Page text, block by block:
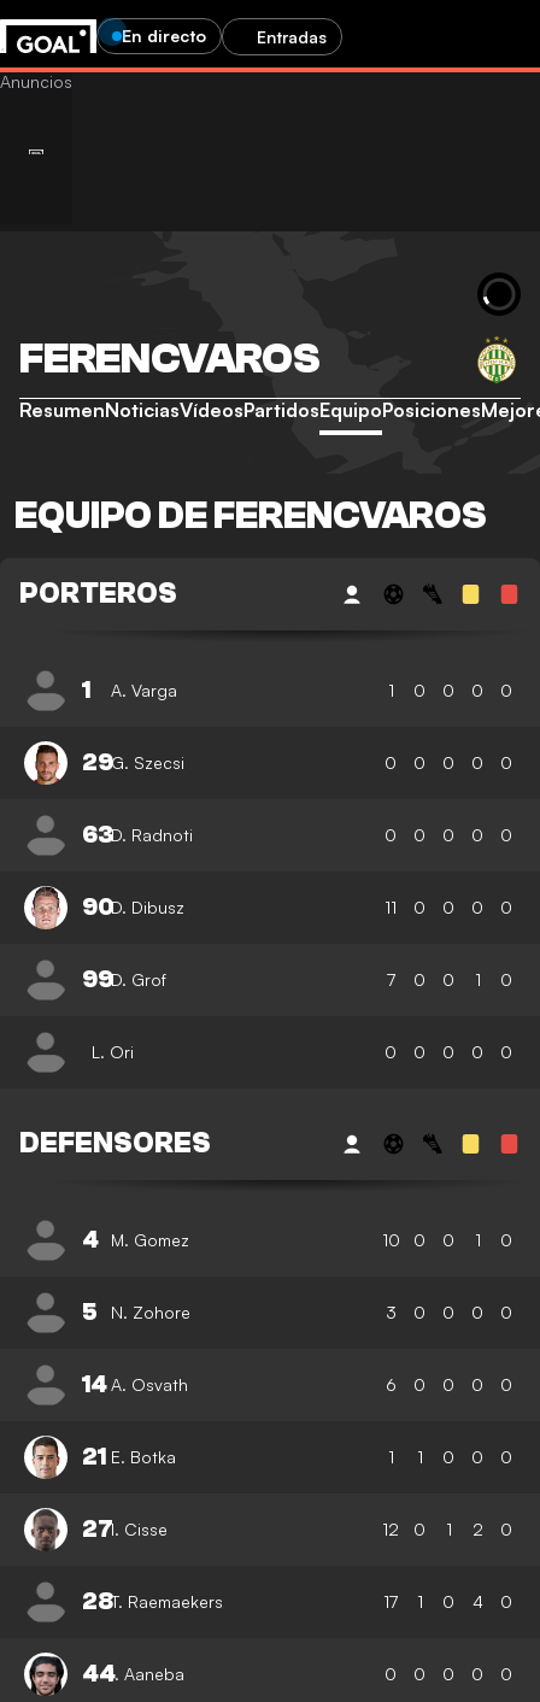
En directo Entradas
FERENCVAROS
ResumenNoticiasVídeosPartidosEquipoPosiciones
EQUIPO DE FERENCVAROS
PORTEROS
1 A. Varga 1 0 0 0 0
29G. Szecsi 0 0 0 0 0
63D. Radnoti 0 0 0 0 0
90D. Dibusz 11 0 0 0 0
99D. Grof 7 0 0 1 0
L. Ori 0 0 0 0 0
DEFENSORES
4 M. Gomez 10 0 0 1 0
5 N. Zohore 3 0 0 0 0
14A. Osvath 6 0 0 0 0
21 E. Botka 1 1 0 0 0
27I. Cisse 12 0 1 2 0
28T. Raemaekers 17 1 0 4 0
44I. Aaneba 0 0 0 0 0